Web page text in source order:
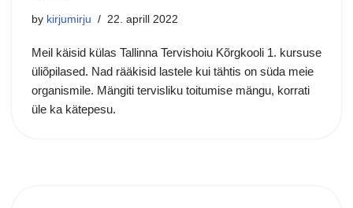
by kirjumirju 22. aprill 2022
Meil käisid külas Tallinna Tervishoiu Kõrgkooli 1. kursuse
üliõpilased. Nad rääkisid lastele kui tähtis on süda meie
organismile. Mängiti tervisliku toitumise mängu, korrati
üle ka kätepesu.